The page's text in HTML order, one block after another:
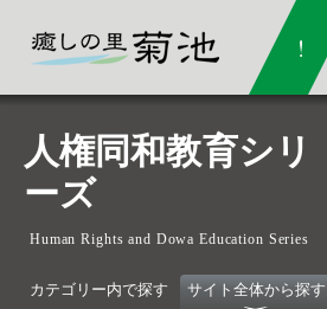
人権同和教育シリ
ーズ
Human Rights and Dowa Education Series
カテゴリー内で探す サイト全体から探す